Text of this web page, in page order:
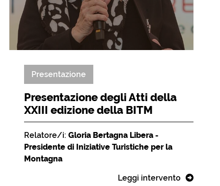
Presentazione
Presentazione degli Atti della
XXIII edizione della BITM
Relatore/i: Gloria Bertagna Libera -
Presidente di Iniziative Turistiche per la
Montagna
Leggi intervento